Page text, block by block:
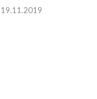
19.11.2019